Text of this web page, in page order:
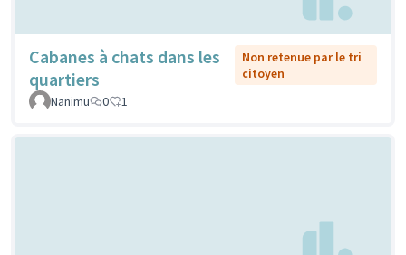
Cabanes à chats dans les
quartiers
Non retenue par le tri
citoyen
Nanimu
0 1